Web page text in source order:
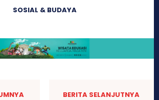
SOSIAL & BUDAYA
BERITA SELANJUTNYA